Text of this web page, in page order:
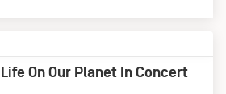
Life On Our Planet In Concert